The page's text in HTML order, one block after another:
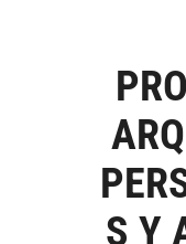
S Y